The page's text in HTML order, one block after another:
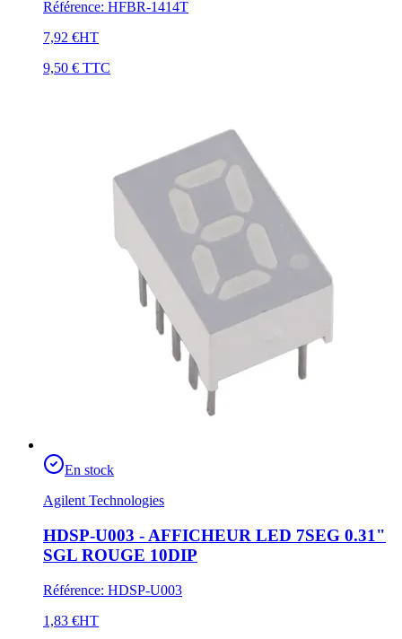
Référence: HFBR-1414T
7,92 €HT
9,50 € TTC
En stock
Agilent Technologies
HDSP-U003 - AFFICHEUR LED 7SEG 0.31"
SGL ROUGE 10DIP
Référence: HDSP-U003
1,83 €HT